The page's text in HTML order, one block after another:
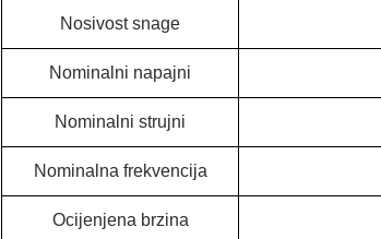
Nosivost snage
Nominalni napajni
Nominalni strujni
Nominalna frekvencija
Ocijenjena brzina